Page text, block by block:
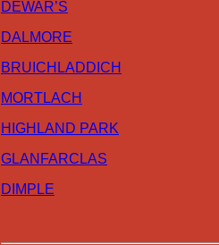
DEWAR’S
DALMORE
BRUICHLADDICH
MORTLACH
HIGHLAND PARK
GLANFARCLAS
DIMPLE